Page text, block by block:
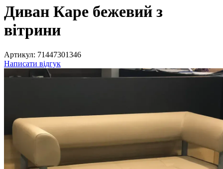
Диван Каре бежевий з
вітрини
Артикул: 71447301346
Написати відгук